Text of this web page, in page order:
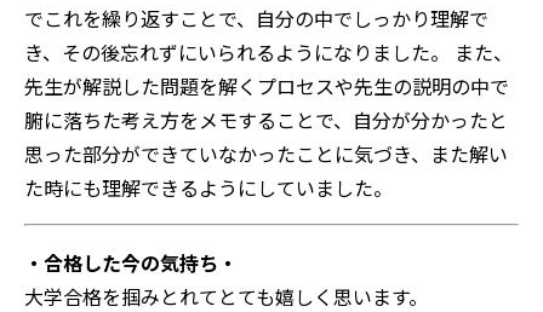
でこれを繰り返すことで、自分の中でしっかり理解で
き、その後忘れずにいられるようになりました。
また、
先生が解説した問題を解くプロセスや先生の説明の中で
腑に落ちた考え方をメモすることで、自分が分かったと
思った部分ができていなかったことに気づき、また解い
た時にも理解できるようにしていました。
・合格した今の気持ち・
大学合格を掴みとれてとても嬉しく思います。